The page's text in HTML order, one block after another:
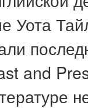
Уота
and